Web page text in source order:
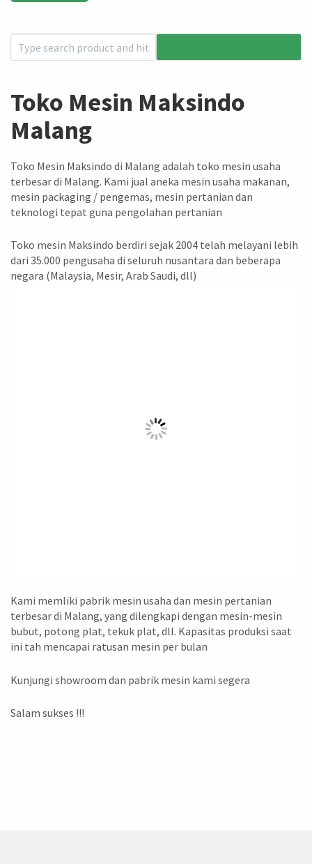
Toko Mesin Maksindo
Malang
Toko Mesin Maksindo di Malang adalah toko mesin usaha
terbesar di Malang. Kami jual aneka mesin usaha makanan,
mesin packaging / pengemas, mesin pertanian dan
teknologi tepat guna pengolahan pertanian
Toko mesin Maksindo berdiri sejak 2004 telah melayani lebih
dari 35.000 pengusaha di seluruh nusantara dan beberapa
negara (Malaysia, Mesir, Arab Saudi, dll)
Kami memliki pabrik mesin usaha dan mesin pertanian
terbesar di Malang, yang dilengkapi dengan mesin-mesin
bubut, potong plat, tekuk plat, dll. Kapasitas produksi saat
ini tah mencapai ratusan mesin per bulan
Kunjungi showroom dan pabrik mesin kami segera
Salam sukses !!!